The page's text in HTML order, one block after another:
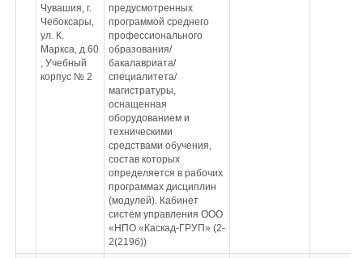
Чувашия, г.
Чебоксары,
ул. К.
Маркса, д.60
, Учебный
корпус № 2
предусмотренных
программой среднего
профессионального
образования/
бакалавриата/
специалитета/
магистратуры,
оснащенная
оборудованием и
техническими
средствами обучения,
состав которых
определяется в рабочих
программах дисциплин
(модулей). Кабинет
систем управления ООО
«НПО «Каскад-ГРУП» (2-
2(219б))